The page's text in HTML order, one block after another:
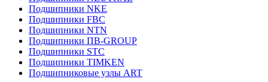
Подшипники NKE
Подшипники FBC
Подшипники NTN
Подшипники ПВ-GROUP
Подшипники STC
Подшипники TIMKEN
Подшипниковые узлы ART